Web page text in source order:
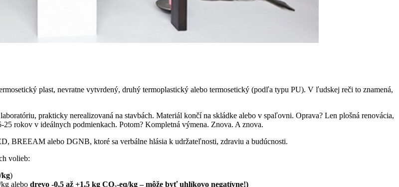
plast, nevratne vytvrdený, druhý termoplastický alebo termosetický (podľa typu PU). V ľudskej reči to znamená,
prakticky nerealizovaná na stavbách. Materiál končí na skládke alebo v spaľovni. Oprava? Len plošná renovácia,
rokov v ideálnych podmienkach. Potom? Kompletná výmena. Znova. A znova.
BREEAM alebo DGNB, ktoré sa verbálne hlásia k udržateľnosti, zdraviu a budúcnosti.
volieb:
kg)
alebo drevo -0,5 až +1,5 kg CO₂-eq/kg – môže byť uhlíkovo negatívne!)